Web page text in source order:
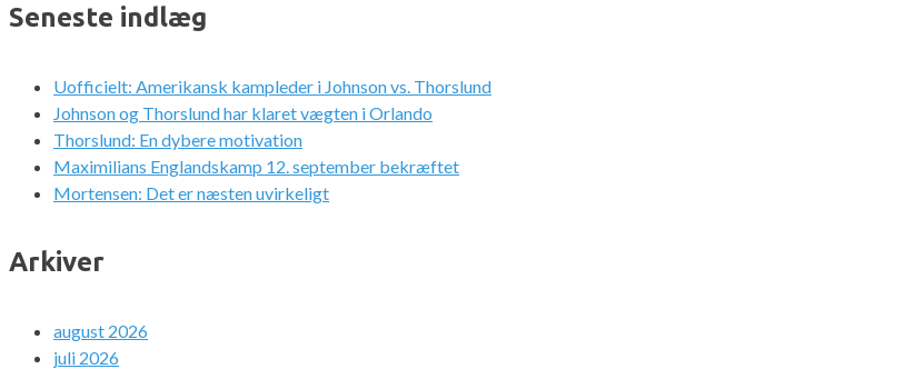
Seneste indlæg
Uofficielt: Amerikansk kampleder i Johnson vs. Thorslund
Johnson og Thorslund har klaret vægten i Orlando
Thorslund: En dybere motivation
Maximilians Englandskamp 12. september bekræftet
Mortensen: Det er næsten uvirkeligt
Arkiver
august 2026
juli 2026